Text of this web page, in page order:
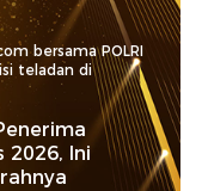
bersama POLRI
teladan di
2026, Ini